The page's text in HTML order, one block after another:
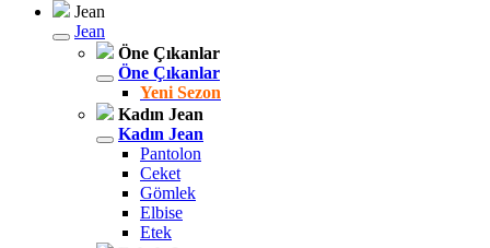
Jean
Jean
Öne Çıkanlar
Öne Çıkanlar
Yeni Sezon
Kadın Jean
Kadın Jean
Pantolon
Ceket
Gömlek
Elbise
Etek